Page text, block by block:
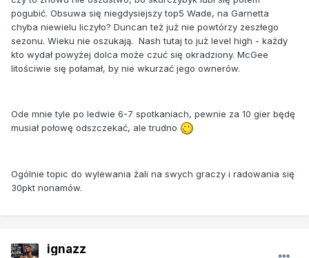
pogubić. Obsuwa się niegdysiejszy top5 Wade, na Garnetta
chyba niewielu liczyło? Duncan też już nie powtórzy zeszłego
sezonu. Wieku nie oszukają. Nash tutaj to już level high - każdy
kto wydał powyżej dolca może czuć się okradziony. McGee
litościwie się połamał, by nie wkurzać jego ownerów.
Ode mnie tyle po ledwie 6-7 spotkaniach, pewnie za 10 gier będę
musiał połowę odszczekać, ale trudno
Ogólnie topic do wylewania żali na swych graczy i radowania się
30pkt nonamów.
ignazz